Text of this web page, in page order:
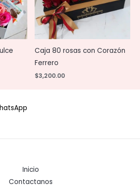
Caja 80 rosas con Corazón
Ferrero
$3,200.00
Inicio
Contactanos